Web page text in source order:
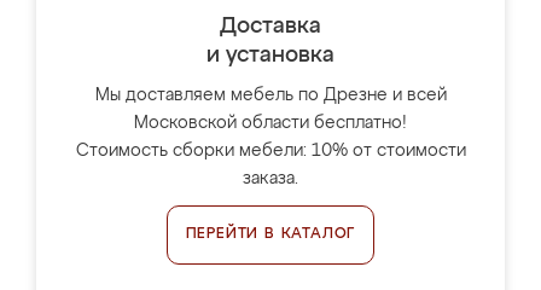
Доставка
и установка
Мы доставляем мебель по Дрезне и всей
Московской области бесплатно!
Стоимость сборки мебели: 10% от стоимости
заказа.
ПЕРЕЙТИ В КАТАЛОГ